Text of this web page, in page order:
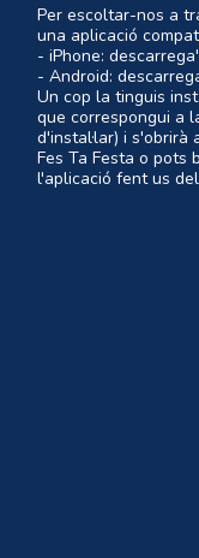
Per escoltar-nos a
una aplicació
- iPhone:
- Android:
Un cop la tinguis
que correspongui a
d'instal·lar) i
Fes Ta Festa o pots
l'aplicació fent us